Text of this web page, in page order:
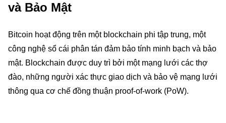
và Bảo Mật
Bitcoin hoạt động trên một blockchain phi tập trung, một
công nghệ sổ cái phân tán đảm bảo tính minh bạch và bảo
mật. Blockchain được duy trì bởi một mạng lưới các thợ
đào, những người xác thực giao dịch và bảo vệ mạng lưới
thông qua cơ chế đồng thuận proof-of-work (PoW).